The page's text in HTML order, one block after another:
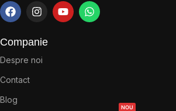
Companie
Despre noi
Contact
Blog
NOU